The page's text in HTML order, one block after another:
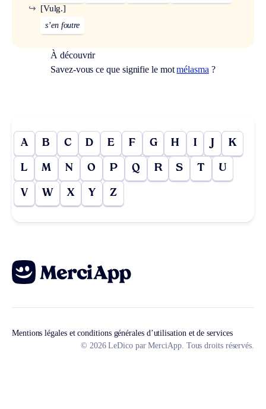
[Vulg.]
↪
s’en foutre
À découvrir
Savez-vous ce que signifie le motmélasma ?
A B C D E F G H I J K
L M N O P Q R S T U
V W X Y Z
Mentions légales et conditions générales d’utilisation et de services
© 2026 LeDico par MerciApp. Tous droits réservés.